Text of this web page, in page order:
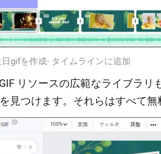
gifを作成- タイムラインに追加
リソースの広範なライブラリ
見つけます。それらはすべて無